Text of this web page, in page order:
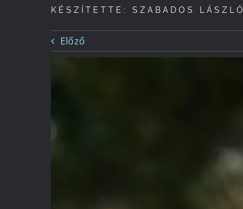
KÉSZÍTETTE: SZABADOS LÁSZLÓ
Előző